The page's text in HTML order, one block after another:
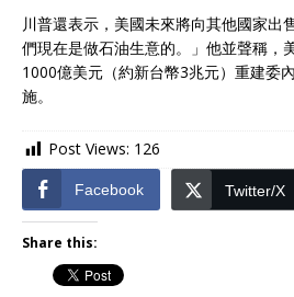
川普還表示，美國未來將向其他國家出
們現在是做石油生意的。」他並聲稱，
1000億美元（約新台幣3兆元）重建委
施。
Post Views: 126
Facebook Twitter/X
Share this: